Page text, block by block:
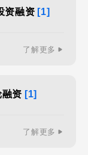
资融资 [1]
了解更多
资 [1]
了解更多